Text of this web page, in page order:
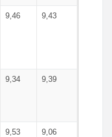
9,46 9,43
9,34 9,39
9,53 9,06